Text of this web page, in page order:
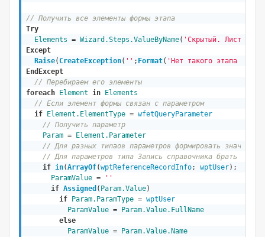
// Получить все элементы формы этапа
Try
Elements = Wizard .Steps.ValueByName( 'Скрытый. Лист
Except
Raise(CreateException( '' ; Format( 'Нет такого этапа
EndExcept
// Перебираем его элементы
foreach
Element in
Elements
// Если элемент формы связан с параметром
if
Element.ElementType = wfetQueryParameter
// Получить параметр
Param =
Element.Parameter
// Для разных типаов параметров формировать значение
// Для параметров типа Запись справочника брать
if in(ArrayOf(wptReferenceRecordInfo; wptUser);
ParamValue =
''
if Assigned ( Param.Value)
if
Param.ParamType = wptUser
ParamValue =
Param.Value.FullName
else
ParamValue =
Param.Value.Name